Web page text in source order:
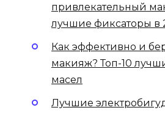
привлекательный
лучшие фиксаторы в
Как эффективно и
макияж? Топ-10
масел
Лучшие